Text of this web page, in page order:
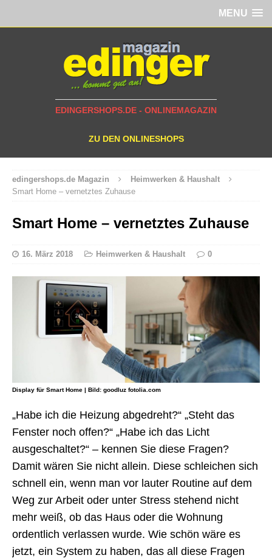
MENU
EDINGERSHOPS.DE - ONLINEMAGAZIN
ZU DEN ONLINESHOPS
edingershops.de Magazin
Heimwerken & Haushalt
Smart Home – vernetztes Zuhause
Smart Home – vernetztes Zuhause
16. März 2018 Heimwerken & Haushalt 0
Display für Smart Home | Bild: goodluz fotolia.com
„Habe ich die Heizung abgedreht?“ „Steht das
Fenster noch offen?“ „Habe ich das Licht
ausgeschaltet?“ – kennen Sie diese Fragen?
Damit wären Sie nicht allein. Diese schleichen sich
schnell ein, wenn man vor lauter Routine auf dem
Weg zur Arbeit oder unter Stress stehend nicht
mehr weiß, ob das Haus oder die Wohnung
ordentlich verlassen wurde. Wie schön wäre es
jetzt, ein System zu haben, das all diese Fragen